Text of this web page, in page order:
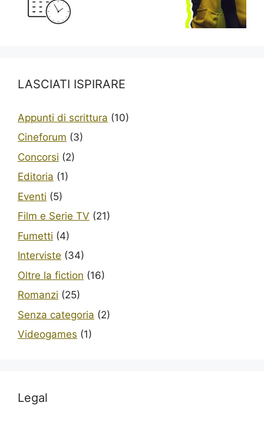
LASCIATI ISPIRARE
Appunti di scrittura (10)
Cineforum (3)
Concorsi (2)
Editoria (1)
Eventi (5)
Film e Serie TV (21)
Fumetti (4)
Interviste (34)
Oltre la fiction (16)
Romanzi (25)
Senza categoria (2)
Videogames (1)
Legal